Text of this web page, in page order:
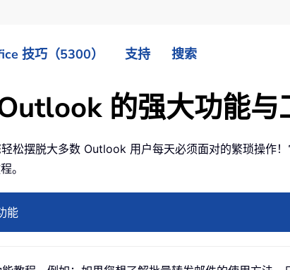
技巧（5300） 支持 搜索
的强大功能与
摆脱大多数 Outlook 用户每天必须面对的繁琐操作
。
能